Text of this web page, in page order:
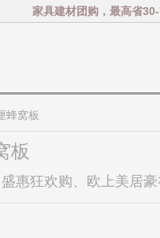
家具建材团购，最高省
蜂窝板
板
惠狂欢购、欧上美居